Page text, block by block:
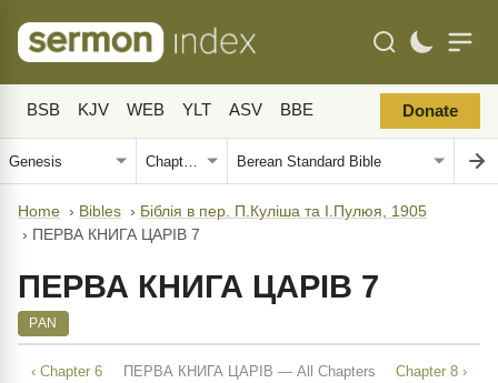
BSB KJV WEB YLT ASV BBE Donate
Home › Bibles › Біблія в пер. П.Куліша та І.Пулюя, 1905
› ПЕРВА КНИГА ЦАРІВ 7
ПЕРВА КНИГА ЦАРІВ 7
PAN
‹ Chapter 6 ПЕРВА КНИГА ЦАРІВ — All Chapters Chapter 8 ›